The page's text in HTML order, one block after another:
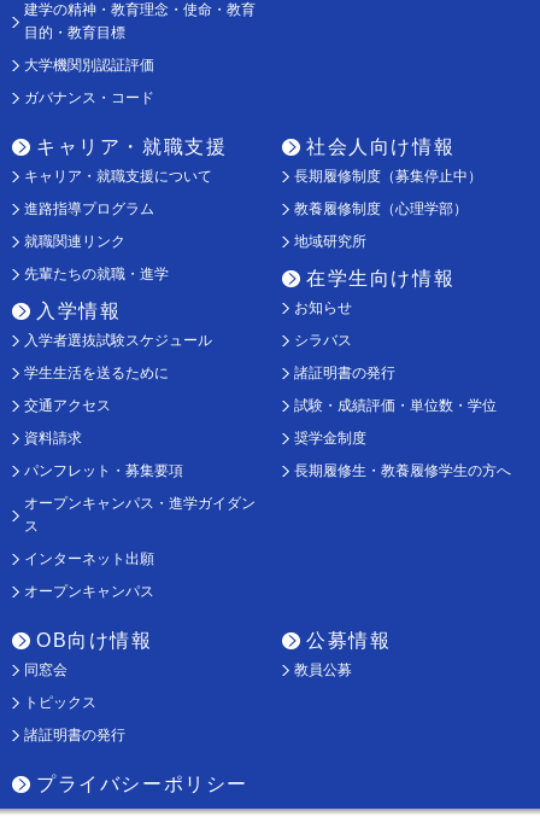
建学の精神・教育理念・使命・教育
目的・教育目標
大学機関別認証評価
ガバナンス・コード
キャリア・就職支援
キャリア・就職支援について
進路指導プログラム
就職関連リンク
先輩たちの就職・進学
入学情報
入学者選抜試験スケジュール
学生生活を送るために
交通アクセス
資料請求
パンフレット・募集要項
オープンキャンパス・進学ガイダン
ス
インターネット出願
オープンキャンパス
社会人向け情報
長期履修制度（募集停止中）
教養履修制度（心理学部）
地域研究所
在学生向け情報
お知らせ
シラバス
諸証明書の発行
試験・成績評価・単位数・学位
奨学金制度
長期履修生・教養履修学生の方へ
OB向け情報
同窓会
トピックス
諸証明書の発行
公募情報
教員公募
プライバシーポリシー